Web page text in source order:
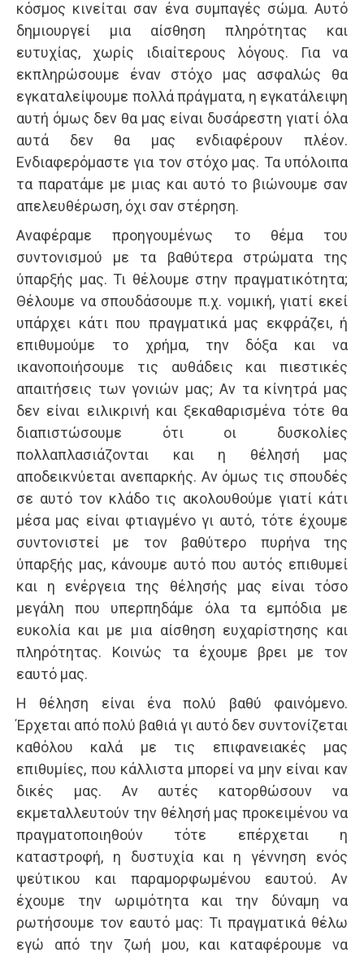
κόσμος κινείται σαν ένα συμπαγές σώμα. Αυτό
δημιουργεί μια αίσθηση πληρότητας και
ευτυχίας, χωρίς ιδιαίτερους λόγους. Για να
εκπληρώσουμε έναν στόχο μας ασφαλώς θα
εγκαταλείψουμε πολλά πράγματα, η εγκατάλειψη
αυτή όμως δεν θα μας είναι δυσάρεστη γιατί όλα
αυτά δεν θα μας ενδιαφέρουν πλέον.
Ενδιαφερόμαστε για τον στόχο μας. Τα υπόλοιπα
τα παρατάμε με μιας και αυτό το βιώνουμε σαν
απελευθέρωση, όχι σαν στέρηση.
Αναφέραμε προηγουμένως το θέμα του
συντονισμού με τα βαθύτερα στρώματα της
ύπαρξής μας. Τι θέλουμε στην πραγματικότητα;
Θέλουμε να σπουδάσουμε π.χ. νομική, γιατί εκεί
υπάρχει κάτι που πραγματικά μας εκφράζει, ή
επιθυμούμε το χρήμα, την δόξα και να
ικανοποιήσουμε τις αυθάδεις και πιεστικές
απαιτήσεις των γονιών μας; Αν τα κίνητρά μας
δεν είναι ειλικρινή και ξεκαθαρισμένα τότε θα
διαπιστώσουμε ότι οι δυσκολίες
πολλαπλασιάζονται και η θέλησή μας
αποδεικνύεται ανεπαρκής. Αν όμως τις σπουδές
σε αυτό τον κλάδο τις ακολουθούμε γιατί κάτι
μέσα μας είναι φτιαγμένο γι αυτό, τότε έχουμε
συντονιστεί με τον βαθύτερο πυρήνα της
ύπαρξής μας, κάνουμε αυτό που αυτός επιθυμεί
και η ενέργεια της θέλησής μας είναι τόσο
μεγάλη που υπερπηδάμε όλα τα εμπόδια με
ευκολία και με μια αίσθηση ευχαρίστησης και
πληρότητας. Κοινώς τα έχουμε βρει με τον
εαυτό μας.
Η θέληση είναι ένα πολύ βαθύ φαινόμενο.
Έρχεται από πολύ βαθιά γι αυτό δεν συντονίζεται
καθόλου καλά με τις επιφανειακές μας
επιθυμίες, που κάλλιστα μπορεί να μην είναι καν
δικές μας. Αν αυτές κατορθώσουν να
εκμεταλλευτούν την θέλησή μας προκειμένου να
πραγματοποιηθούν τότε επέρχεται η
καταστροφή, η δυστυχία και η γέννηση ενός
ψεύτικου και παραμορφωμένου εαυτού. Αν
έχουμε την ωριμότητα και την δύναμη να
ρωτήσουμε τον εαυτό μας: Τι πραγματικά θέλω
εγώ από την ζωή μου, και καταφέρουμε να